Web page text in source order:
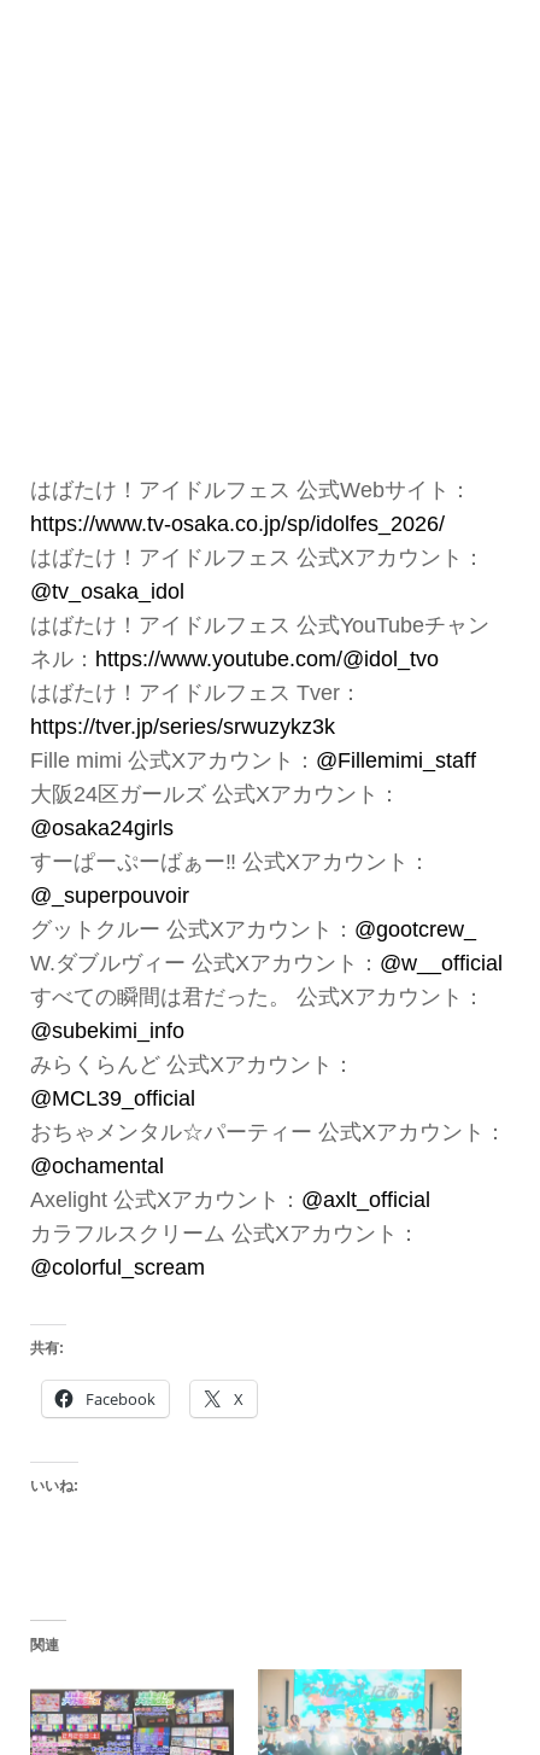
はばたけ！アイドルフェス 公式Webサイト：
https://www.tv-osaka.co.jp/sp/idolfes_2026/
はばたけ！アイドルフェス 公式Xアカウント：
@tv_osaka_idol
はばたけ！アイドルフェス 公式YouTubeチャン
ネル： https://www.youtube.com/@idol_tvo
はばたけ！アイドルフェス Tver：
https://tver.jp/series/srwuzykz3k
Fille mimi 公式Xアカウント： @Fillemimi_staff
大阪24区ガールズ 公式Xアカウント：
@osaka24girls
すーぱーぷーばぁー‼︎ 公式Xアカウント：
@_superpouvoir
グットクルー 公式Xアカウント： @gootcrew_
W.ダブルヴィー 公式Xアカウント： @w__official
すべての瞬間は君だった。 公式Xアカウント：
@subekimi_info
みらくらんど 公式Xアカウント：
@MCL39_official
おちゃメンタル☆パーティー 公式Xアカウント：
@ochamental
Axelight 公式Xアカウント： @axlt_official
カラフルスクリーム 公式Xアカウント：
@colorful_scream
共有:
Facebook X
いいね:
関連